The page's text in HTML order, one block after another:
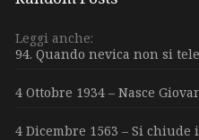
Leggi anche:
94. Quando nevica non si
4 Ottobre 1934 – Nasce
4 Dicembre 1563 – Si